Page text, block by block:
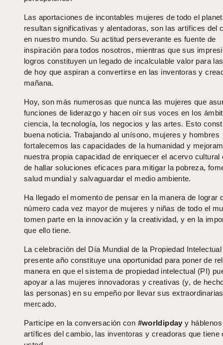
Las aportaciones de incontables mujeres de todo el
resultan significativas y alentadoras, son las artífices del
en nuestro mundo. Su actitud perseverante es fuente de
inspiración para todos nosotros, mientras que sus
logros constituyen un legado de incalculable valor para
de hoy que aspiran a convertirse en las inventoras y
mañana.
Hoy, son más numerosas que nunca las mujeres que
funciones de liderazgo y hacen oír sus voces en los
ciencia, la tecnología, los negocios y las artes. Esto
buena noticia. Trabajando al unísono, mujeres y hombres
fortalecemos las capacidades de la humanidad y
nuestra propia capacidad de enriquecer el acervo cultural
de hallar soluciones eficaces para mitigar la pobreza,
salud mundial y salvaguardar el medio ambiente.
Ha llegado el momento de pensar en la manera de lograr
número cada vez mayor de mujeres y niñas de todo el
tomen parte en la innovación y la creatividad, y en la
que ello tiene.
La celebración del Día Mundial de la Propiedad Intelectual
presente año constituye una oportunidad para poner de
manera en que el sistema de propiedad intelectual (PI)
apoyar a las mujeres innovadoras y creativas (y, de
las personas) en su empeño por llevar sus
mercado.
Participe en la conversación con #worldipday y
artífices del cambio, las inventoras y creadoras que tiene